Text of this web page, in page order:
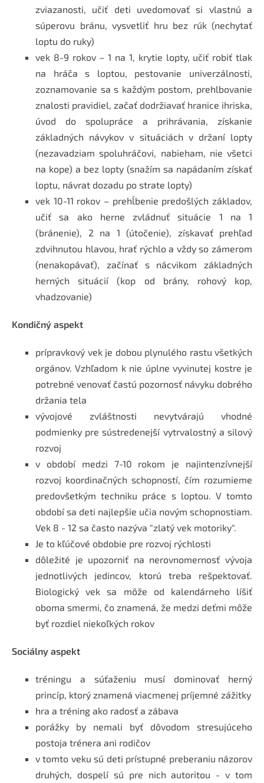
zviazanosti, učiť deti uvedomovať si vlastnú a
súperovu bránu, vysvetliť hru bez rúk (nechytať
loptu do ruky)
vek 8-9 rokov – 1 na 1, krytie lopty, učiť robiť tlak
na hráča s loptou, pestovanie univerzálnosti,
zoznamovanie sa s každým postom, prehlbovanie
znalosti pravidiel, začať dodržiavať hranice ihriska,
úvod do spolupráce a prihrávania, získanie
základných návykov v situáciách v držaní lopty
(nezavadziam spoluhráčovi, nabieham, nie všetci
na kope) a bez lopty (snažím sa napádaním získať
loptu, návrat dozadu po strate lopty)
vek 10-11 rokov – prehĺbenie predošlých základov,
učiť sa ako herne zvládnuť situácie 1 na 1
(bránenie), 2 na 1 (útočenie), získavať prehľad
zdvihnutou hlavou, hrať rýchlo a vždy so zámerom
(nenakopávať), začínať s nácvikom základných
herných situácií (kop od brány, rohový kop,
vhadzovanie)
Kondičný aspekt
prípravkový vek je dobou plynulého rastu všetkých
orgánov. Vzhľadom k nie úplne vyvinutej kostre je
potrebné venovať častú pozornosť návyku dobrého
držania tela
vývojové zvláštnosti nevytvárajú vhodné
podmienky pre sústredenejší vytrvalostný a silový
rozvoj
v období medzi 7-10 rokom je najintenzívnejší
rozvoj koordinačných schopností, čím rozumieme
predovšetkým techniku práce s loptou. V tomto
období sa deti najlepšie učia novým schopnostiam.
Vek 8 - 12 sa často nazýva "zlatý vek motoriky".
Je to kľúčové obdobie pre rozvoj rýchlosti
dôležité je upozorniť na nerovnomernosť vývoja
jednotlivých jedincov, ktorú treba rešpektovať.
Biologický vek sa môže od kalendárneho líšiť
oboma smermi, čo znamená, že medzi deťmi môže
byť rozdiel niekoľkých rokov
Sociálny aspekt
tréningu a súťaženiu musí dominovať herný
princíp, ktorý znamená viacmenej príjemné zážitky
hra a tréning ako radosť a zábava
porážky by nemali byť dôvodom stresujúceho
postoja trénera ani rodičov
v tomto veku sú deti prístupné preberaniu názorov
druhých, dospelí sú pre nich autoritou - v tom